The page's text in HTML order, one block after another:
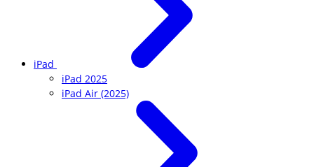
iPad
iPad 2025
iPad Air (2025)